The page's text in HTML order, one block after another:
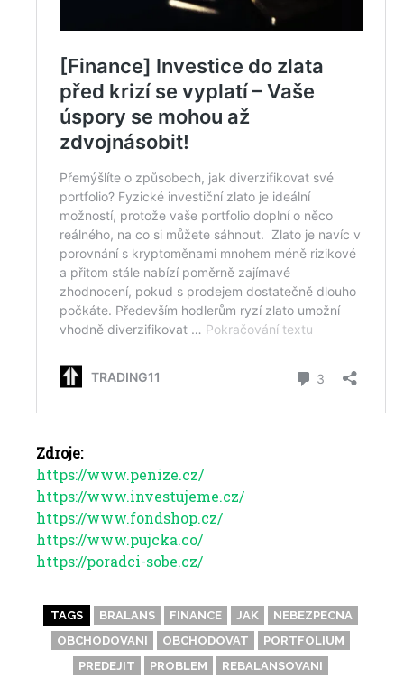
Zdroje:
https://www.penize.cz/
https://www.investujeme.cz/
https://www.fondshop.cz/
https://www.pujcka.co/
https://poradci-sobe.cz/
TAGS BRALANS FINANCE JAK
NEBEZPECNA
OBCHODOVANI
OBCHODOVAT
PORTFOLIUM
PREDEJIT
PROBLEM
REBALANSOVANI